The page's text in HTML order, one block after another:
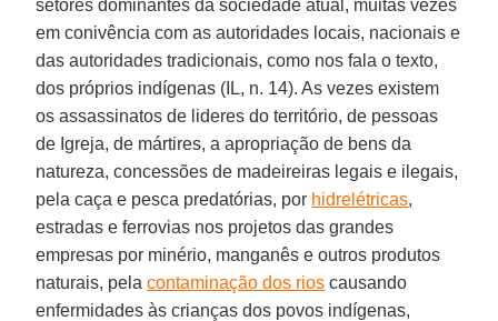
setores dominantes da sociedade atual, muitas vezes
em conivência com as autoridades locais, nacionais e
das autoridades tradicionais, como nos fala o texto,
dos próprios indígenas (IL, n. 14). As vezes existem
os assassinatos de lideres do território, de pessoas
de Igreja, de mártires, a apropriação de bens da
natureza, concessões de madeireiras legais e ilegais,
pela caça e pesca predatórias, por hidrelétricas,
estradas e ferrovias nos projetos das grandes
empresas por minério, manganês e outros produtos
naturais, pelacontaminação dos rios causando
enfermidades às crianças dos povos indígenas,